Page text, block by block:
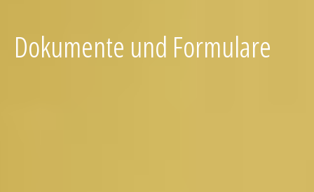
Dokumente und Formulare